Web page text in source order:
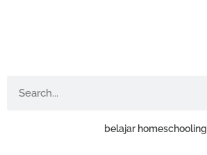
belajar homeschooling